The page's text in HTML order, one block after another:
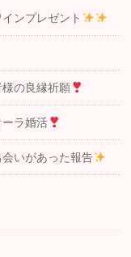
ンプレゼント
の良縁祈願
ラ婚活
いがあった報告